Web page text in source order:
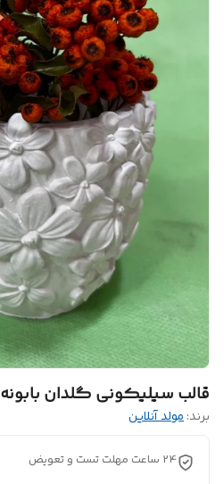
قالب سیلیکونی گلدان بابونه
برند:مولد آنلاین
24 ساعت مهلت تست و تعویض